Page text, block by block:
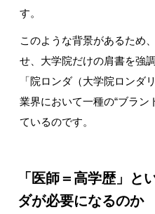
す。
このような背景があるため
せ、大学院だけの肩書を強
「院ロンダ（大学院ロンダ
業界において一種の“ブラン
ているのです。
「医師＝高学歴」と
ダが必要になるのか